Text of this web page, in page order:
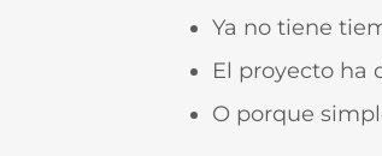
Ya no tiene
El proyecto ha
O porque